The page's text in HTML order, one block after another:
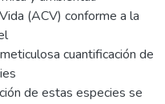
(ACV) conforme a la
cuantificación de
de estas especies se